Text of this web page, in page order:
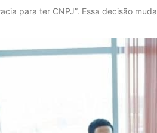
para ter CNPJ”. Essa decisão muda